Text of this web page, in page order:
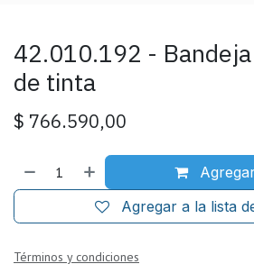
42.010.192 -
de tinta
$ 766.590,00
Agregar a la lista
Términos y condiciones